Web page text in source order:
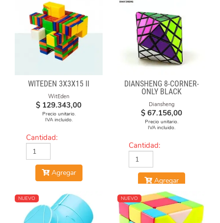
WITEDEN 3X3X15 II
WitEden
$ 129.343,00
Precio unitario.
IVA incluido.
Cantidad:
Agregar
DIANSHENG 8-CORNER-
ONLY BLACK
Diansheng
$ 67.156,00
Precio unitario.
IVA incluido.
Cantidad:
Agregar
NUEVO NUEVO